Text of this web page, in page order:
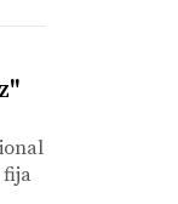
fija